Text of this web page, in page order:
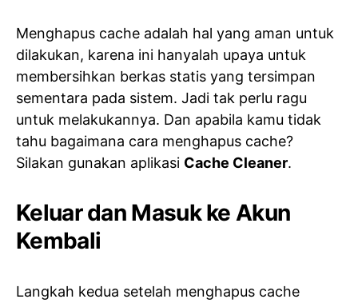
Menghapus cache adalah hal yang aman untuk
dilakukan, karena ini hanyalah upaya untuk
membersihkan berkas statis yang tersimpan
sementara pada sistem. Jadi tak perlu ragu
untuk melakukannya. Dan apabila kamu tidak
tahu bagaimana cara menghapus cache?
Silakan gunakan aplikasi Cache Cleaner.
Keluar dan Masuk ke Akun
Kembali
Langkah kedua setelah menghapus cache